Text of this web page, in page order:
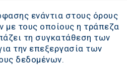
ενάντια στους όρους
τους οποίους η τράπεζα
τη συγκατάθεση των
την επεξεργασία των
δεδομένων.